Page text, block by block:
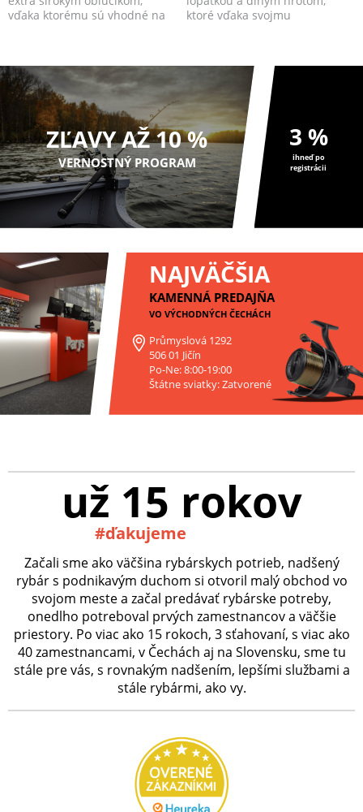
vďaka ktorému sú vhodné na
ktoré vďaka svojmu
ZĽAVY AŽ 10 %
VERNOSTNÝ PROGRAM
3 %
ihneď po
registrácii
NAJVÄČŠIA
KAMENNÁ PREDAJŇA
VO VÝCHODNÝCH ČECHÁCH
Průmyslová 1292
506 01 Jičín
Po-Ne: 8:00-19:00
Štátne sviatky: Zatvorené
už 15 rokov
#ďakujeme
Začali sme ako väčšina rybárskych potrieb, nadšený
rybár s podnikavým duchom si otvoril malý obchod vo
svojom meste a začal predávať rybárske potreby,
onedlho potreboval prvých zamestnancov a väčšie
priestory. Po viac ako 15 rokoch, 3 sťahovaní, s viac ako
40 zamestnancami, v Čechách aj na Slovensku, sme tu
stále pre vás, s rovnakým nadšením, lepšími službami a
stále rybármi, ako vy.